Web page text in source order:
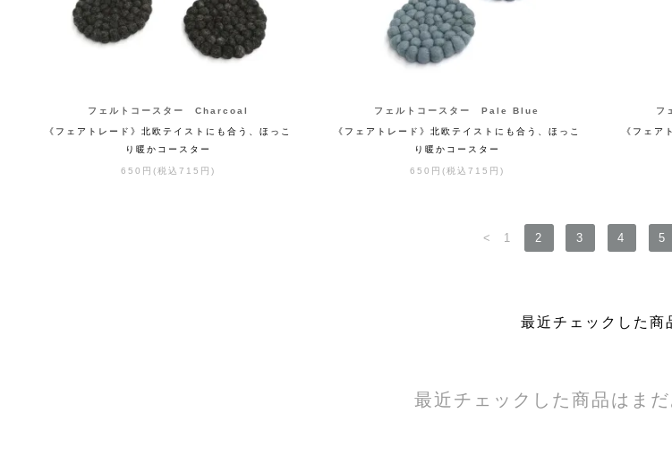
フェルトコースター Charcoal
《フェアトレード》北欧テイストにも合う、ほっこ
り暖かコースター
650円(税込715円)
フェルトコースター Pale Blue
《フェアトレード》北欧テイストにも合う、ほっこ
り暖かコースター
650円(税込715円)
フ
《フェア
< 1 2 3 4 5
最近チェックした商
最近チェックした商品はまだ